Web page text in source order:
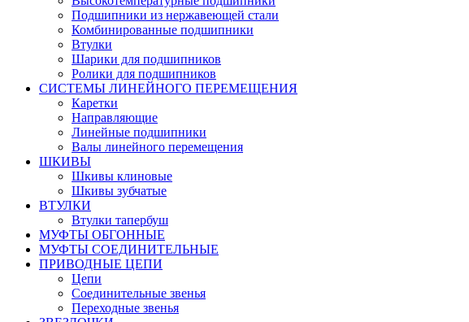
Подшипники из нержавеющей стали
Комбинированные подшипники
Втулки
Шарики для подшипников
Ролики для подшипников
СИСТЕМЫ ЛИНЕЙНОГО ПЕРЕМЕЩЕНИЯ
Каретки
Направляющие
Линейные подшипники
Валы линейного перемещения
ШКИВЫ
Шкивы клиновые
Шкивы зубчатые
ВТУЛКИ
Втулки тапербуш
МУФТЫ ОБГОННЫЕ
МУФТЫ СОЕДИНИТЕЛЬНЫЕ
ПРИВОДНЫЕ ЦЕПИ
Цепи
Соединительные звенья
Переходные звенья